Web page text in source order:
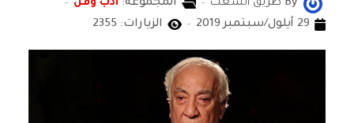
By طريق الشعب المجموعة: ادب وفن
29 أيلول/سبتمبر 2019
الزيارات: 2355